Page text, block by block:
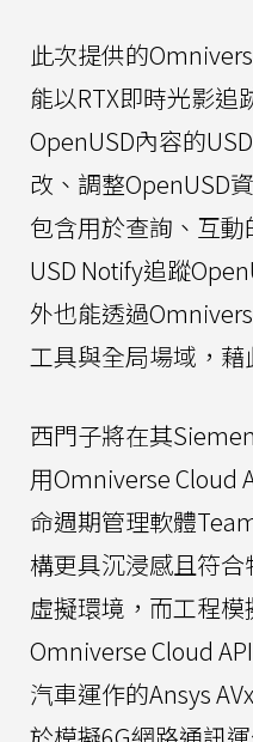
此次提供的
能以RTX即時光影追
OpenUSD內容的
改、調整OpenUSD
包含用於查詢、互
USD Notify追蹤
外也能透過
工具與全局場域，藉
西門子將在其
用Omniverse Cloud
命週期管理軟體
構更具沉浸感且符
虛擬環境，而工程
Omniverse Cloud
汽車運作的Ansys